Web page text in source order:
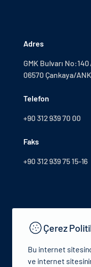
Adres
GMK Bulvarı
06570 Çankaya/
Telefon
+90 312 939 70 00
Faks
+90 312 939 75 15-16
Çerez
Bu internet
ve internet